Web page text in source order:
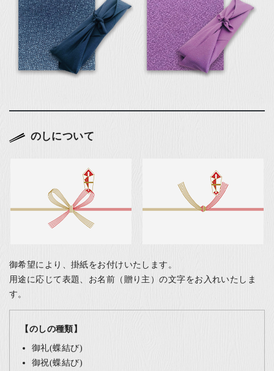
のしについて
御希望により、掛紙をお付けいたします。
用途に応じて表題、お名前（贈り主）の文字をお入れいたしま
す。
【のしの種類】
御礼(蝶結び)
御祝(蝶結び)